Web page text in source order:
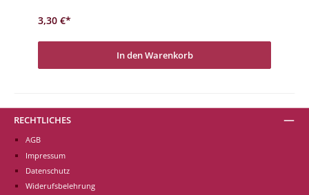
sich Zeit und entscheiden Sie mit bedacht.Zur Konfirmation
herzliche Segenswünsche
3,30 €*
In den Warenkorb
RECHTLICHES
AGB
Impressum
Datenschutz
Widerufsbelehrung